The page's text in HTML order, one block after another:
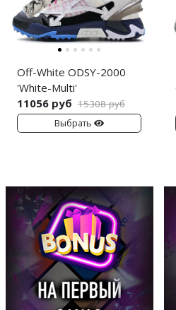
Off-White ODSY-2000
'White-Multi'
11056 руб 15308 руб
Выбрать